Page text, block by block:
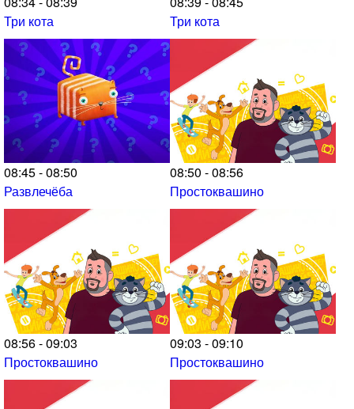
Три кота
Три кота
08:45 - 08:50
Развлечёба
08:50 - 08:56
Простоквашино
08:56 - 09:03
Простоквашино
09:03 - 09:10
Простоквашино